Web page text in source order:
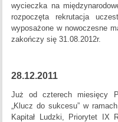
wycieczka na
rozpoczęta rekrutacja
wyposażone w nowoczesne
zakończy się 31.08.2012r.
28.12.2011
Już od czterech miesięcy
„Klucz do sukcesu” w
Kapitał Ludzki, Priorytet IX